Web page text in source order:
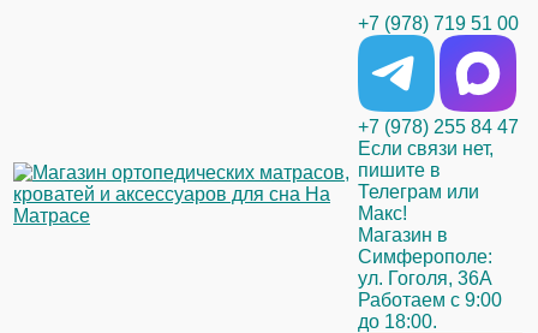
+7 (978) 719 51 00
+7 (978) 255 84 47
Если связи нет,
пишите в
Телеграм или
Макс!
Магазин в
Симферополе:
ул. Гоголя, 36А
Работаем с 9:00
до 18:00.